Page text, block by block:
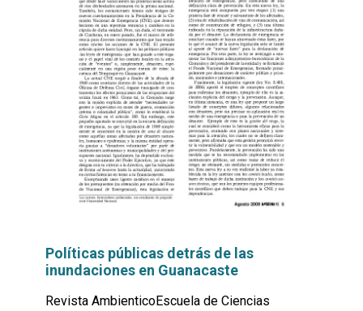
Políticas públicas detrás de las
inundaciones en Guanacaste
Revista AmbienticoEscuela de Ciencias